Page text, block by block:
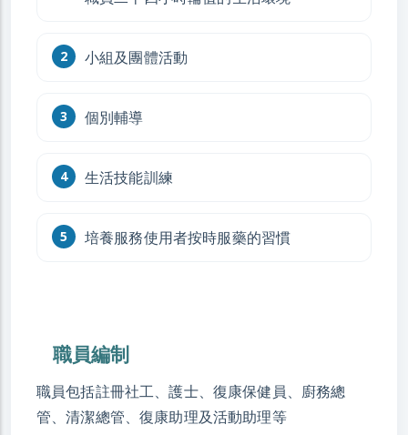
小組及團體活動
個別輔導
生活技能訓練
培養服務使用者按時服藥的習慣
職員編制
職員包括註冊社工、護士、復康保健員、廚務總
管、清潔總管、復康助理及活動助理等